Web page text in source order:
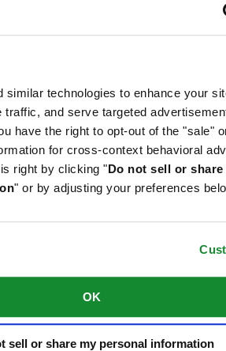
similar technologies to enhance your
traffic, and serve targeted
have the right to opt-out of the "sale"
for cross-context behavioral
right by clicking "Do not sell or share
" or by adjusting your preferences
OK
sell or share my personal information
nie jest uwalniany podczas noszenia i
przez marke Certina na
bransolet i zapiec, to niezwykle
korozje i higieniczny material. Zawiera
nie jest uwalniany podczas noszenia i
∙ Masa perłowa ∙ Stal szlachetna 316L